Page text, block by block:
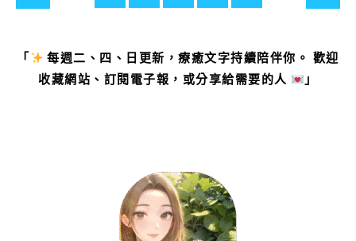
「
每週二、四、日更新，療癒文字持續陪伴你。 歡迎
收藏網站、訂閱電子報，或分享給需要的人
」